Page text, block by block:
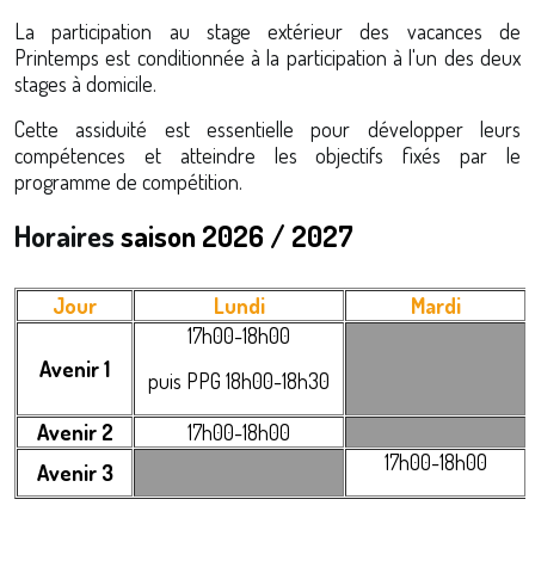
La participation au stage extérieur des vacances de
Printemps est conditionnée à la participation à l'un des deux
stages à domicile.
Cette assiduité est essentielle pour développer leurs
compétences et atteindre les objectifs fixés par le
programme de compétition.
Horairessaison 2026 / 2027
Jour Lundi Mardi
Avenir 1
17h00-18h00
puis PPG 18h00-18h30
Avenir 2
17h00-18h00
Avenir 3
17h00-18h00